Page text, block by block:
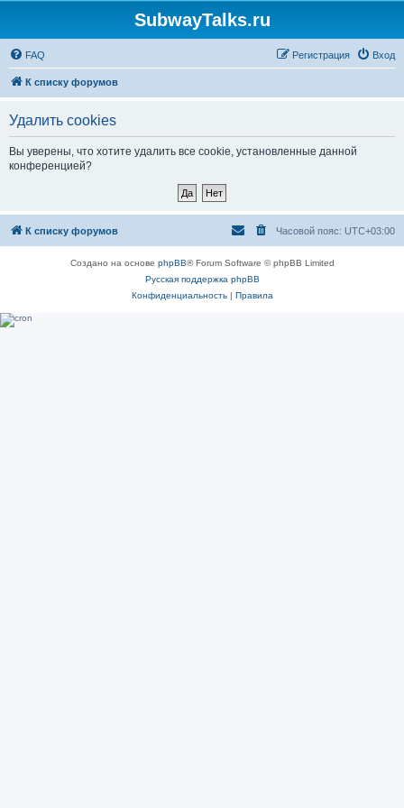
SubwayTalks.ru
FAQ Вход
Регистрация
К списку форумов
Удалить cookies
Вы уверены, что хотите удалить все cookie, установленные данной
конференцией?
К списку форумов Часовой пояс: UTC+03:00
Создано на основе phpBB® Forum Software © phpBB Limited
Русская поддержка phpBB
Конфиденциальность| Правила